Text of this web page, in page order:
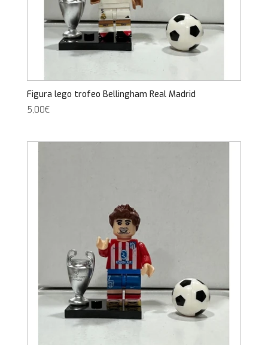
Figura lego trofeo Bellingham Real Madrid
5,00€